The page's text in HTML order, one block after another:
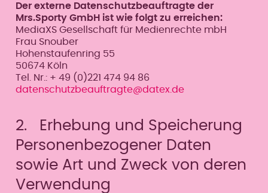
Der externe Datenschutzbeauftragte der
Mrs.Sporty GmbH ist wie folgt zu erreichen:
MediaXS Gesellschaft für Medienrechte mbH
Frau Snouber
Hohenstaufenring 55
50674 Köln
Tel. Nr.: + 49 (0)221 474 94 86
datenschutzbeauftragte@datex.de
2. Erhebung und Speicherung
Personenbezogener Daten
sowie Art und Zweck von deren
Verwendung